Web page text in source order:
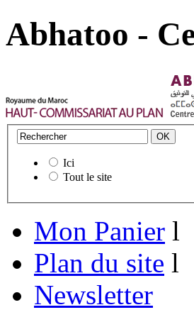
Abhatoo -
Ici
Tout le site
Mon Panier l
Plan du site l
Newsletter